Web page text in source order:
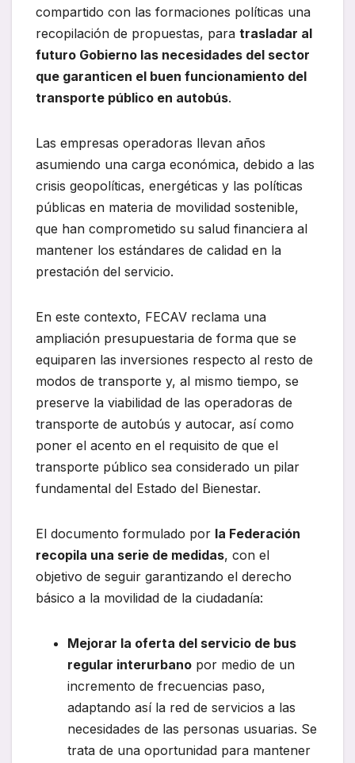
compartido con las formaciones políticas una
recopilación de propuestas, para trasladar al
futuro Gobierno las necesidades del sector
que garanticen el buen funcionamiento del
transporte público en autobús.
Las empresas operadoras llevan años
asumiendo una carga económica, debido a las
crisis geopolíticas, energéticas y las políticas
públicas en materia de movilidad sostenible,
que han comprometido su salud financiera al
mantener los estándares de calidad en la
prestación del servicio.
En este contexto, FECAV reclama una
ampliación presupuestaria de forma que se
equiparen las inversiones respecto al resto de
modos de transporte y, al mismo tiempo, se
preserve la viabilidad de las operadoras de
transporte de autobús y autocar, así como
poner el acento en el requisito de que el
transporte público sea considerado un pilar
fundamental del Estado del Bienestar.
El documento formulado por la Federación
recopila una serie de medidas, con el
objetivo de seguir garantizando el derecho
básico a la movilidad de la ciudadanía:
Mejorar la oferta del servicio de bus
regular interurbano por medio de un
incremento de frecuencias paso,
adaptando así la red de servicios a las
necesidades de las personas usuarias. Se
trata de una oportunidad para mantener